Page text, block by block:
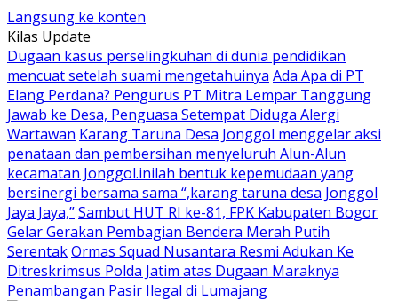
Langsung ke konten
Kilas Update
Dugaan kasus perselingkuhan di dunia pendidikan
mencuat setelah suami mengetahuinya Ada Apa di PT
Elang Perdana? Pengurus PT Mitra Lempar Tanggung
Jawab ke Desa, Penguasa Setempat Diduga Alergi
Wartawan Karang Taruna Desa Jonggol menggelar aksi
penataan dan pembersihan menyeluruh Alun-Alun
kecamatan Jonggol.inilah bentuk kepemudaan yang
bersinergi bersama sama “,karang taruna desa Jonggol
Jaya Jaya,”Sambut HUT RI ke-81, FPK Kabupaten Bogor
Gelar Gerakan Pembagian Bendera Merah Putih
SerentakOrmas Squad Nusantara Resmi Adukan Ke
Ditreskrimsus Polda Jatim atas Dugaan Maraknya
Penambangan Pasir Ilegal di Lumajang